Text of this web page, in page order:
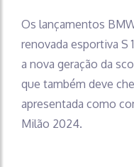
Os lançamentos
renovada esportiva S
a nova geração da
que também deve
apresentada como
Milão 2024.